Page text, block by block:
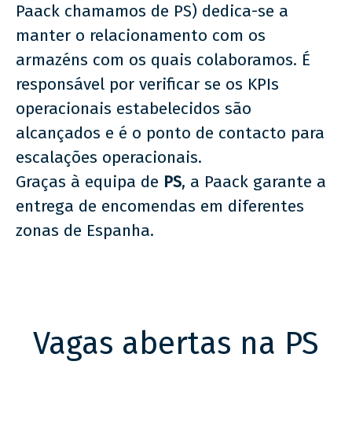
Paack chamamos de PS) dedica-se a
manter o relacionamento com os
armazéns com os quais colaboramos. É
responsável por verificar se os KPIs
operacionais estabelecidos são
alcançados e é o ponto de contacto para
escalações operacionais.
Graças à equipa de PS, a Paack garante a
entrega de encomendas em diferentes
zonas de Espanha.
Vagas abertas na PS